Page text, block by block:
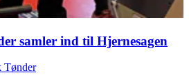
samler ind til Hjernesagen
Tønder